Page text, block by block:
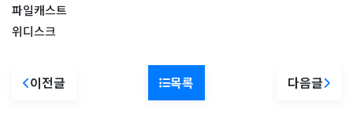
파일캐스트
위디스크
이전글 목록 다음글